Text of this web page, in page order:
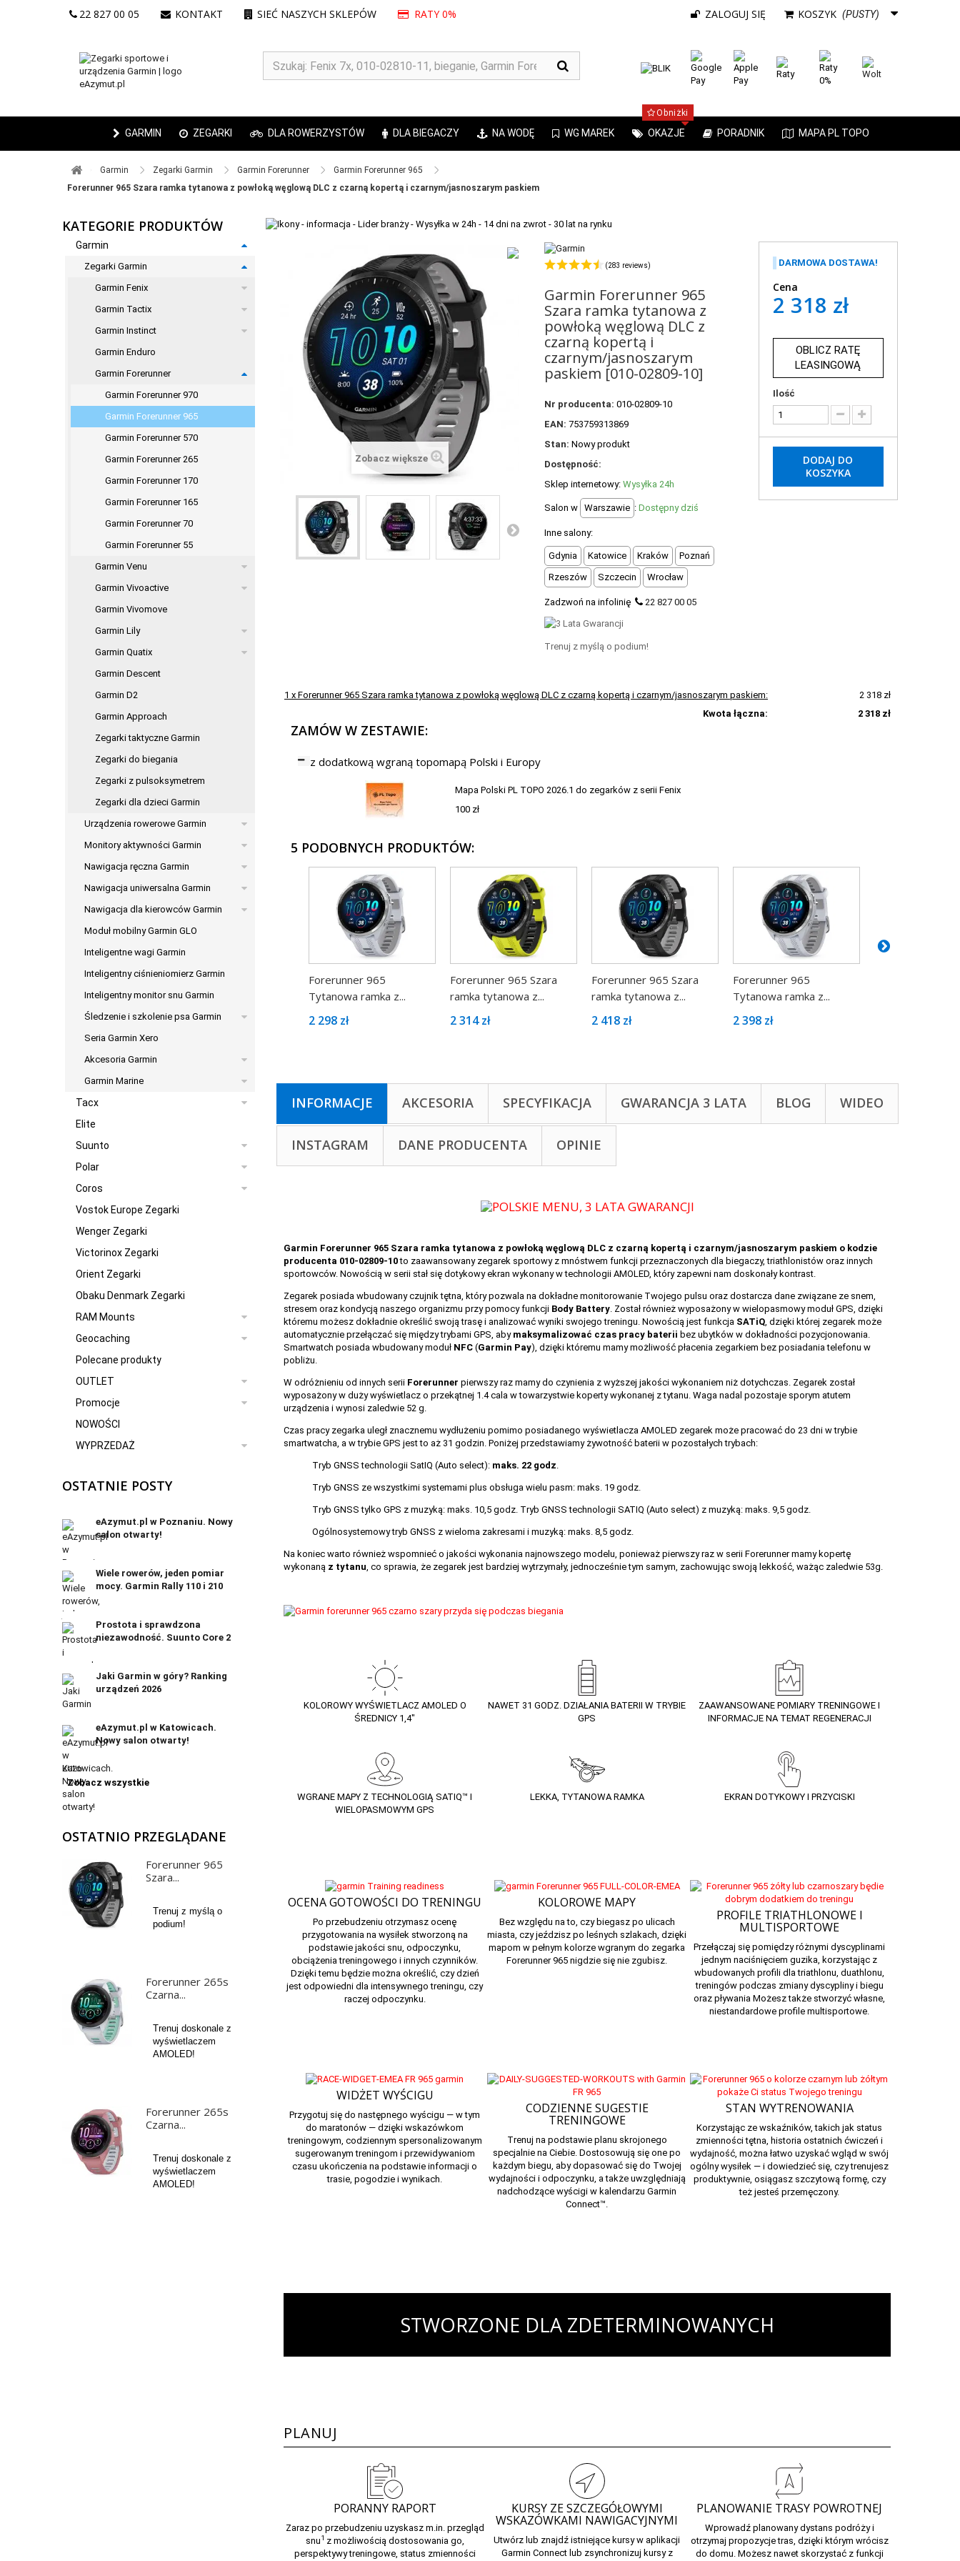
KOSZYK (PUSTY)
ZALOGUJ SIĘ
22 827 00 05 KONTAKT SIEĆ NASZYCH SKLEPÓW RATY 0%
GARMIN ZEGARKI DLA ROWERZYSTÓW DLA BIEGACZY NA WODĘ WG MAREK OKAZJE
Obniżki
PORADNIK MAPA PL TOPO
Garmin ​ Zegarki Garmin ​ Garmin Forerunner ​
Garmin Forerunner 965 ​
Forerunner 965 Szara ramka tytanowa z powłoką węglową DLC z czarną kopertą i czarnym/jasnoszarym paskiem
KATEGORIE PRODUKTÓW
Garmin
Zegarki Garmin
Garmin Fenix
Garmin Tactix
Garmin Instinct
Garmin Enduro
Garmin Forerunner
Garmin Forerunner 970
Garmin Forerunner 965
Garmin Forerunner 570
Garmin Forerunner 265
Garmin Forerunner 170
Garmin Forerunner 165
Garmin Forerunner 70
Garmin Forerunner 55
Garmin Venu
Garmin Vivoactive
Garmin Vivomove
Garmin Lily
Garmin Quatix
Garmin Descent
Garmin D2
Garmin Approach
Zegarki taktyczne Garmin
Zegarki do biegania
Zegarki z pulsoksymetrem
Zegarki dla dzieci Garmin
Urządzenia rowerowe Garmin
Monitory aktywności Garmin
Nawigacja ręczna Garmin
Nawigacja uniwersalna Garmin
Nawigacja dla kierowców Garmin
Moduł mobilny Garmin GLO
Inteligentne wagi Garmin
Inteligentny ciśnieniomierz Garmin
Inteligentny monitor snu Garmin
Śledzenie i szkolenie psa Garmin
Seria Garmin Xero
Akcesoria Garmin
Garmin Marine
Tacx
Elite
Suunto
Polar
Coros
Vostok Europe Zegarki
Wenger Zegarki
Victorinox Zegarki
Orient Zegarki
Obaku Denmark Zegarki
RAM Mounts
Geocaching
Polecane produkty
OUTLET
Promocje
NOWOŚCI
WYPRZEDAŻ
OSTATNIE POSTY
eAzymut.pl w Poznaniu. Nowy
salon otwarty!
Wiele rowerów, jeden pomiar
mocy. Garmin Rally 110 i 210
Prostota i sprawdzona
niezawodność. Suunto Core 2
Jaki Garmin w góry? Ranking
urządzeń 2026
eAzymut.pl w Katowicach.
Nowy salon otwarty!
Zobacz wszystkie
OSTATNIO PRZEGLĄDANE
Forerunner 965
Szara...
Trenuj z myślą o
podium!
Forerunner 265s
Czarna...
Trenuj doskonale z
wyświetlaczem
AMOLED!
Forerunner 265s
Czarna...
Trenuj doskonale z
wyświetlaczem
AMOLED!
Zobacz większe
(283 reviews)
Garmin Forerunner 965
Szara ramka tytanowa z
powłoką węglową DLC z
czarną kopertą i
czarnym/jasnoszarym
paskiem [010-02809-10]
Nr producenta: 010-02809-10
EAN: 753759313869
Stan: Nowy produkt
Dostępność:
Sklep internetowy: Wysyłka 24h
Salon w Warszawie : Dostępny dziś
Inne salony:
Gdynia Katowice Kraków
Poznań
Rzeszów
Szczecin Wrocław
Zadzwoń na infolinię 22 827 00 05
Trenuj z myślą o podium!
DARMOWA DOSTAWA!
Cena
2 318 zł
OBLICZ RATĘ
LEASINGOWĄ
Ilość
DODAJ DO
KOSZYKA
1 x Forerunner 965 Szara ramka tytanowa z powłoką węglową DLC z czarną kopertą i czarnym/jasnoszarym paskiem:
2 318 zł
Kwota łączna:
2 318 zł
ZAMÓW W ZESTAWIE:
z dodatkową wgraną topomapą Polski i Europy
Mapa Polski PL TOPO 2026.1 do zegarków z serii Fenix
100 zł
5 PODOBNYCH PRODUKTÓW:
Forerunner 965
Tytanowa ramka z...
2 298 zł
Forerunner 965 Szara
ramka tytanowa z...
2 314 zł
Forerunner 965 Szara
ramka tytanowa z...
2 418 zł
Forerunner 965
Tytanowa ramka z...
2 398 zł
INFORMACJE AKCESORIA SPECYFIKACJA GWARANCJA 3 LATA BLOG WIDEO
INSTAGRAM DANE PRODUCENTA OPINIE
Garmin Forerunner 965 Szara ramka tytanowa z powłoką węglową DLC z czarną kopertą i czarnym/jasnoszarym paskiem o kodzie
producenta 010-02809-10to zaawansowany zegarek sportowy z mnóstwem funkcji przeznaczonych dla biegaczy, triathlonistów oraz innych
sportowców. Nowością w serii stał się dotykowy ekran wykonany w technologii AMOLED, który zapewni nam doskonały kontrast.
Zegarek posiada wbudowany czujnik tętna, który pozwala na dokładne monitorowanie Twojego pulsu oraz dostarcza dane związane ze snem,
stresem oraz kondycją naszego organizmu przy pomocy funkcji Body Battery. Został również wyposażony w wielopasmowy moduł GPS, dzięki
któremu możesz dokładnie określić swoją trasę i analizować wyniki swojego treningu. Nowością jest funkcja SATiQ, dzięki której zegarek może
automatycznie przełączać się między trybami GPS, aby maksymalizować czas pracy baterii bez ubytków w dokładności pozycjonowania.
Smartwatch posiada wbudowany moduł NFC (Garmin Pay), dzięki któremu mamy możliwość płacenia zegarkiem bez posiadania telefonu w
pobliżu.
W odróżnieniu od innych serii Forerunner pierwszy raz mamy do czynienia z wyższej jakości wykonaniem niż dotychczas. Zegarek został
wyposażony w duży wyświetlacz o przekątnej 1.4 cala w towarzystwie koperty wykonanej z tytanu. Waga nadal pozostaje sporym atutem
urządzenia i wynosi zaledwie 52 g.
Czas pracy zegarka uległ znacznemu wydłużeniu pomimo posiadanego wyświetlacza AMOLED zegarek może pracować do 23 dni w trybie
smartwatcha, a w trybie GPS jest to aż 31 godzin. Poniżej przedstawiamy żywotność baterii w pozostałych trybach:
Tryb GNSS technologii SatIQ (Auto select): maks. 22 godz.
Tryb GNSS ze wszystkimi systemami plus obsługa wielu pasm: maks. 19 godz.
Tryb GNSS tylko GPS z muzyką: maks. 10,5 godz. Tryb GNSS technologii SATIQ (Auto select) z muzyką: maks. 9,5 godz.
Ogólnosystemowy tryb GNSS z wieloma zakresami i muzyką: maks. 8,5 godz.
Na koniec warto również wspomnieć o jakości wykonania najnowszego modelu, ponieważ pierwszy raz w serii Forerunner mamy kopertę
wykonaną z tytanu, co sprawia, że zegarek jest bardziej wytrzymały, jednocześnie tym samym, zachowując swoją lekkość, ważąc zaledwie 53g.
KOLOROWY WYŚWIETLACZ AMOLED O
ŚREDNICY 1,4″
NAWET 31 GODZ. DZIAŁANIA BATERII W TRYBIE
GPS
ZAAWANSOWANE POMIARY TRENINGOWE I
INFORMACJE NA TEMAT REGENERACJI
WGRANE MAPY Z TECHNOLOGIĄ SATIQ™ I
WIELOPASMOWYM GPS
LEKKA, TYTANOWA RAMKA EKRAN DOTYKOWY I PRZYCISKI
OCENA GOTOWOŚCI DO TRENINGU
Po przebudzeniu otrzymasz ocenę
przygotowania na wysiłekstworzoną na
podstawie jakości snu, odpoczynku,
obciążenia treningowego i innych czynników.
Dzięki temu będzie można określić, czy dzień
jest odpowiedni dla intensywnego treningu, czy
raczej odpoczynku.
KOLOROWE MAPY
Bez względu na to, czy biegasz po ulicach
miasta, czy jeździsz po leśnych szlakach, dzięki
mapom w pełnym kolorze wgranym do zegarka
Forerunner 965 nigdzie się nie zgubisz.
PROFILE TRIATHLONOWE I
MULTISPORTOWE
Przełączaj się pomiędzy różnymi dyscyplinami
jednym naciśnięciem guzika, korzystając z
wbudowanych profili dla triathlonu, duathlonu,
treningów podczas zmiany dyscypliny i biegu
oraz pływania Możesz także stworzyć własne,
niestandardowe profile multisportowe.
WIDŻET WYŚCIGU
Przygotuj się do następnego wyścigu — w tym
do maratonów — dzięki wskazówkom
treningowym, codziennym spersonalizowanym
sugerowanym treningom i przewidywaniom
czasu ukończenia na podstawie informacji o
trasie, pogodzie i wynikach.
CODZIENNE SUGESTIE
TRENINGOWE
Trenuj na podstawie planu skrojonego
specjalnie na Ciebie. Dostosowują się one po
każdym biegu, aby dopasować się do Twojej
wydajności i odpoczynku, a także uwzględniają
nadchodzące wyścigi w kalendarzuGarmin
Connect™.
STAN WYTRENOWANIA
Korzystając zewskaźników, takich jak status
zmienności tętna, historia ostatnich ćwiczeń i
wydajność, można łatwo uzyskać wgląd w swój
ogólny wysiłek — i dowiedzieć się, czy trenujesz
produktywnie, osiągasz szczytową formę, czy
też jesteś przemęczony.
STWORZONE DLA ZDETERMINOWANYCH
PLANUJ
PORANNY RAPORT
Zaraz po przebudzeniu uzyskasz m.in. przegląd
snu1 z możliwością dostosowania go,
perspektywy treningowe, status zmienności
KURSY ZE SZCZEGÓŁOWYMI
WSKAZÓWKAMI NAWIGACYJNYMI
Utwórz lub znajdź istniejące kursy w aplikacji
Garmin Connectlub zsynchronizuj kursy z
PLANOWANIE TRASY POWROTNEJ
Wprowadź planowany dystans podróży i
otrzymaj propozycje tras, dzięki którym wrócisz
do domu. Możesz nawet skorzystać z funkcji
20 45 128 102